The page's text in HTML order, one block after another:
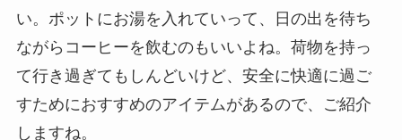
い。ポットにお湯を入れていって、日の出を待ち
ながらコーヒーを飲むのもいいよね。荷物を持っ
て行き過ぎてもしんどいけど、安全に快適に過ご
すためにおすすめのアイテムがあるので、ご紹介
しますね。